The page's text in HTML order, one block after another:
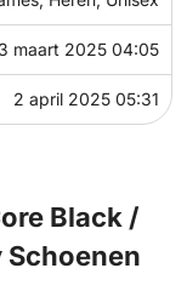
maart 2025 04:05
2 april 2025 05:31
Black /
Schoenen